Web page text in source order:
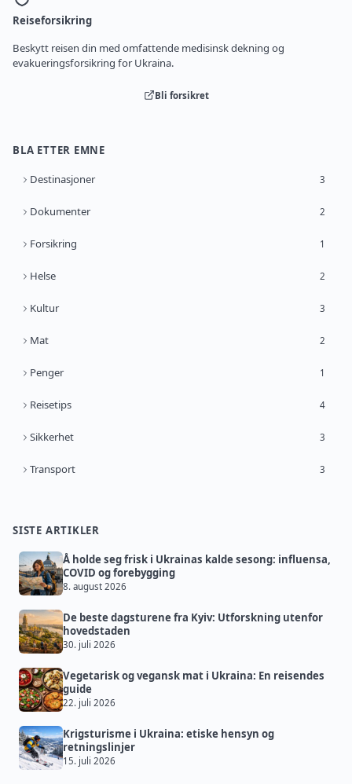
Reiseforsikring
Beskytt reisen din med omfattende medisinsk dekning og
evakueringsforsikring for Ukraina.
Bli forsikret
BLA ETTER EMNE
Destinasjoner 3
Dokumenter 2
Forsikring 1
Helse 2
Kultur 3
Mat 2
Penger 1
Reisetips 4
Sikkerhet 3
Transport 3
SISTE ARTIKLER
Å holde seg frisk i Ukrainas kalde sesong: influensa,
COVID og forebygging
8. august 2026
De beste dagsturene fra Kyiv: Utforskning utenfor
hovedstaden
30. juli 2026
Vegetarisk og vegansk mat i Ukraina: En reisendes
guide
22. juli 2026
Krigsturisme i Ukraina: etiske hensyn og
retningslinjer
15. juli 2026